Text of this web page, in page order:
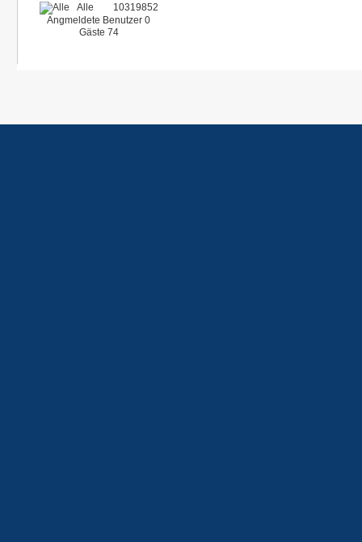
Alle
10319852
Angmeldete Benutzer 0
Gäste 74